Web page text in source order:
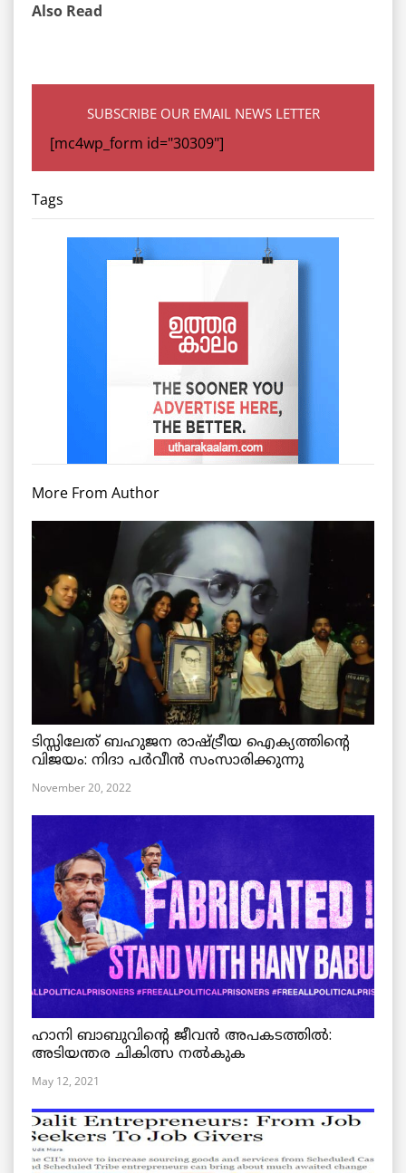
Also Read
SUBSCRIBE OUR EMAIL NEWS LETTER
[mc4wp_form id="30309"]
Tags
More From Author
ടിസ്സിലേത് ബഹുജന രാഷ്ട്രീയ ഐക്യത്തിന്റെ
വിജയം: നിദാ പർവീൻ സംസാരിക്കുന്നു
November 20, 2022
ഹാനി ബാബുവിന്റെ ജീവൻ അപകടത്തിൽ:
അടിയന്തര ചികിത്സ നൽകുക
May 12, 2021